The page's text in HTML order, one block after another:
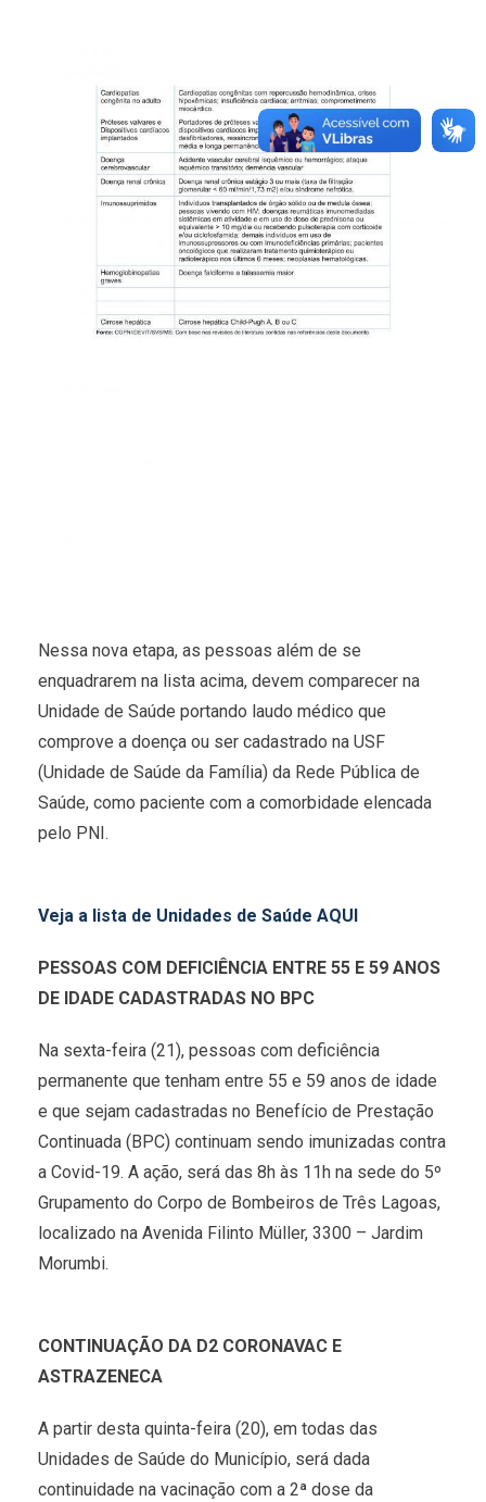
Nessa nova etapa, as pessoas além de se
enquadrarem na lista acima, devem comparecer na
Unidade de Saúde portando laudo médico que
comprove a doença ou ser cadastrado na USF
(Unidade de Saúde da Família) da Rede Pública de
Saúde, como paciente com a comorbidade elencada
pelo PNI.
Veja a lista de Unidades de Saúde AQUI
PESSOAS COM DEFICIÊNCIA ENTRE 55 E 59 ANOS
DE IDADE CADASTRADAS NO BPC
Na sexta-feira (21), pessoas com deficiência
permanente que tenham entre 55 e 59 anos de idade
e que sejam cadastradas no Benefício de Prestação
Continuada (BPC) continuam sendo imunizadas contra
a Covid-19. A ação, será das 8h às 11h na sede do 5º
Grupamento do Corpo de Bombeiros de Três Lagoas,
localizado na Avenida Filinto Müller, 3300 – Jardim
Morumbi.
CONTINUAÇÃO DA D2 CORONAVAC E
ASTRAZENECA
A partir desta quinta-feira (20), em todas das
Unidades de Saúde do Município, será dada
continuidade na vacinação com a 2ª dose da